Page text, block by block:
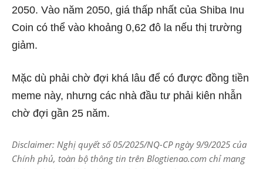
2050. Vào năm 2050, giá thấp nhất của Shiba Inu
Coin có thể vào khoảng 0,62 đô la nếu thị trường
giảm.
Mặc dù phải chờ đợi khá lâu để có được đồng tiền
meme này, nhưng các nhà đầu tư phải kiên nhẫn
chờ đợi gần 25 năm.
Disclaimer: Nghị quyết số 05/2025/NQ-CP ngày 9/9/2025 của
Chính phủ, toàn bộ thông tin trên Blogtienao.com chỉ mang